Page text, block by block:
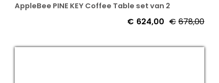
AppleBee PINE KEY Coffee Table set van 2
€ 678,00
€ 624,00
is: